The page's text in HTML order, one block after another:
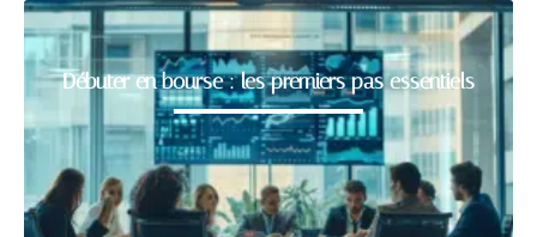
Débuter en bourse : les premiers pas essentiels